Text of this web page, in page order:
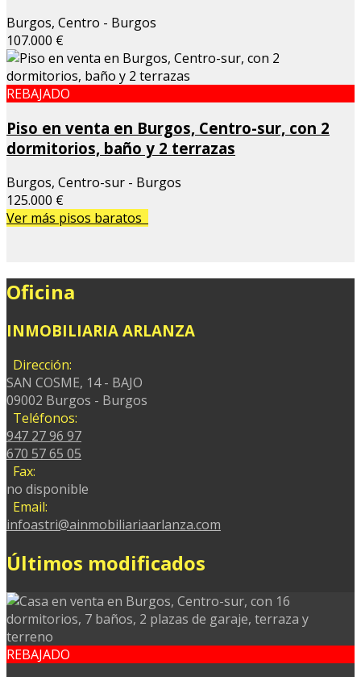
Burgos, Centro - Burgos
107.000 €
REBAJADO
Piso en venta en Burgos, Centro-sur, con 2
dormitorios, baño y 2 terrazas
Burgos, Centro-sur - Burgos
125.000 €
Ver más pisos baratos
Oficina
INMOBILIARIA ARLANZA
Dirección:
SAN COSME, 14 - BAJO
09002 Burgos - Burgos
Teléfonos:
947 27 96 97
670 57 65 05
Fax:
no disponible
Email:
infoastri@ainmobiliariaarlanza.com
Últimos modificados
REBAJADO